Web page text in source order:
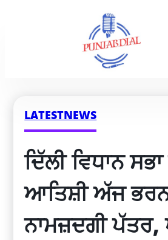
LATESTNEWS
ਦਿੱਲੀ ਵਿਧਾਨ
ਆਤਿਸ਼ੀ ਅੱਜ
ਨਾਮਜ਼ਦਗੀ ਪੱਤਰ,